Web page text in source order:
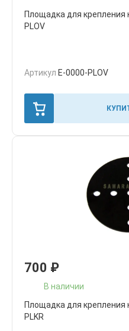
Площадка для крепления
PLOV
Артикул E-0000-PLOV
700 ₽
В наличии
Площадка для крепления
PLKR